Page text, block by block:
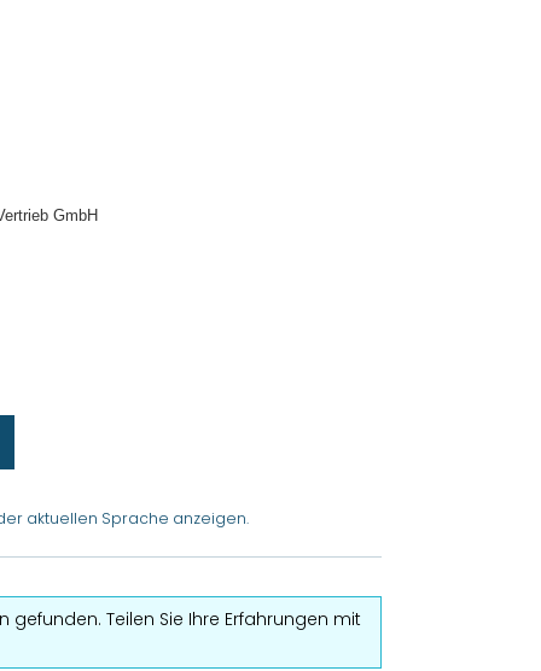
GmbH
aktuellen Sprache anzeigen.
gefunden. Teilen Sie Ihre Erfahrungen mit